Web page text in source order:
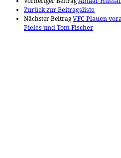
Zurück zur Beitragsliste
Nächster BeitragVFC Plauen
Pieles und Tom Fischer